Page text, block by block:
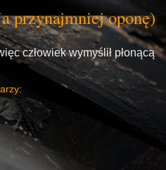
przynajmniej oponę)
człowiek wymyślił płonącą